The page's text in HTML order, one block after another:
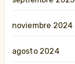
noviembre 2024
agosto 2024